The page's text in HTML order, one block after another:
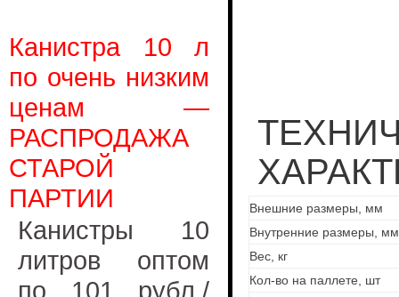
Канистра 10 л
по очень низким
ценам —
РАСПРОДАЖА
СТАРОЙ
ПАРТИИ
Канистры 10
литров оптом
по 101 рубл./
Внешние размеры, мм
Внутренние размеры, мм
Вес, кг
Кол-во на паллете, шт